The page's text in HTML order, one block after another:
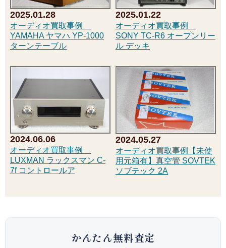
2025.01.28
オーディオ買取事例
YAMAHA ヤマハ YP-1000
ターンテーブル
2025.01.22
オーディオ買取事例
SONY TC-R6 オープンリー
ル デッキ
2024.06.06
オーディオ買取事例
LUXMAN ラックスマン C-
7f コントロールア
2024.05.27
オーディオ買取事例【未使
用元箱有】真空管 SOVTEK
ソブテック 2A
かんたん無料査定